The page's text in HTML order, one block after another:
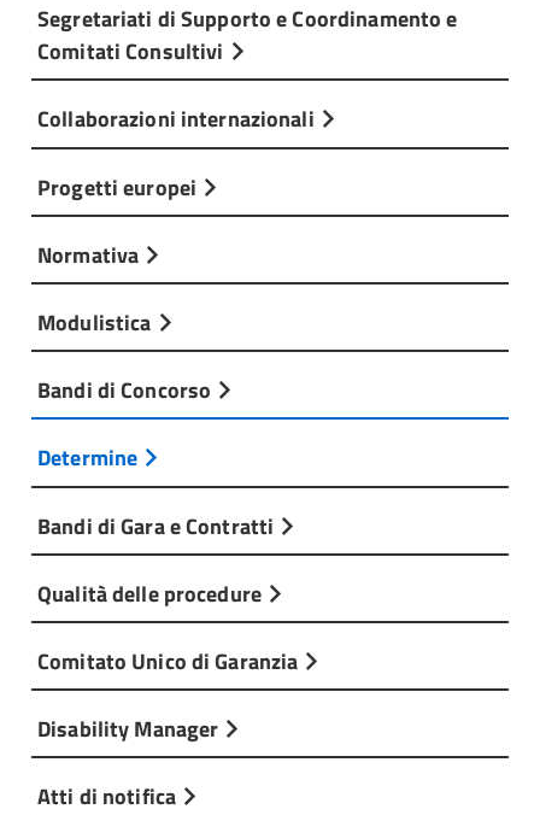
Segretariati di Supporto e Coordinamento e
Comitati Consultivi
Collaborazioni internazionali
Progetti europei
Normativa
Modulistica
Bandi di Concorso
Determine
Bandi di Gara e Contratti
Qualità delle procedure
Comitato Unico di Garanzia
Disability Manager
Atti di notifica